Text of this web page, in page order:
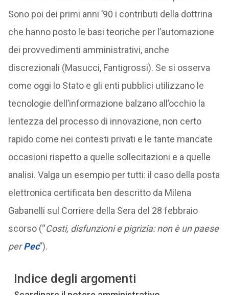
Sono poi dei primi anni ’90 i contributi della dottrina
che hanno posto le basi teoriche per l’automazione
dei provvedimenti amministrativi, anche
discrezionali (Masucci, Fantigrossi). Se si osserva
come oggi lo Stato e gli enti pubblici utilizzano le
tecnologie dell’informazione balzano all’occhio la
lentezza del processo di innovazione, non certo
rapido come nei contesti privati e le tante mancate
occasioni rispetto a quelle sollecitazioni e a quelle
analisi. Valga un esempio per tutti: il caso della posta
elettronica certificata ben descritto da Milena
Gabanelli sul Corriere della Sera del 28 febbraio
scorso (“Costi, disfunzioni e pigrizia: non è un paese
perPec”).
Indice degli argomenti